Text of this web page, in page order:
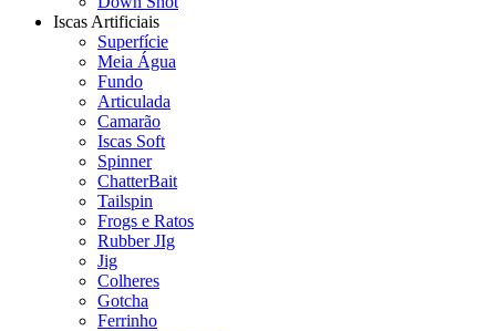
Iscas Artificiais
Superfície
Meia Água
Fundo
Articulada
Camarão
Iscas Soft
Spinner
ChatterBait
Tailspin
Frogs e Ratos
Rubber JIg
Jig
Colheres
Gotcha
Ferrinho